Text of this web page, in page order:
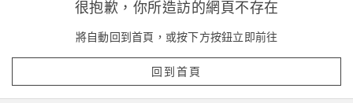
很抱歉，你所造訪的網頁不存在
將自動回到首頁，或按下方按鈕立即前往
回到首頁